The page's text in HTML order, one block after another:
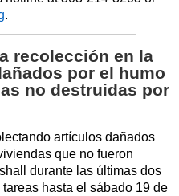
.
recolección en la
por el humo
no destruidas por
artículos dañados
que no fueron
durante las últimas dos
hasta el sábado 19 de